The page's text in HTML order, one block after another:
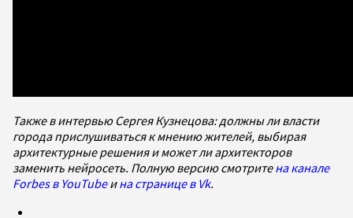
Также в интервью Сергея Кузнецова: должны ли власти
города прислушиваться к мнению жителей, выбирая
архитектурные решения и может ли архитекторов
заменить нейросеть. Полную версию смотритена канале
Forbes в YouTubeина странице в Vk.